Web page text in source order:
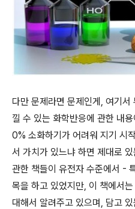
다만 문제라면 문제인게, 여기
낄 수 있는 화학반응에 관한 내
0% 소화하기가 어려워 지기 시
서 가치가 있느냐 하면 제대로
관한 책들이 유전자 수준에서 -
목을 하고 있었지만, 이 책에서는
대해서 알려주고 있으며, 담고